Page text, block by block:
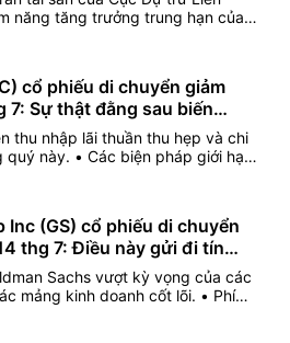
năng tăng trưởng trung hạn của
thị trường lo ngại biên lợi nhuận
vốn tăng cao và nhu cầu vay
rủi ro từ bất động sản thương
tổn thất tín dụng.
cổ phiếu di chuyển giảm
7: Sự thật đằng sau biến
thu nhập lãi thuần thu hẹp và chi
này. • Các biện pháp giới hạn
quan quản lý và chi phí tuân thủ
tăng trưởng của ngân hàng. •
tổn thất tín dụng tăng cao.
Inc (GS) cổ phiếu di chuyển
thg 7: Điều này gửi đi tín
Sachs vượt kỳ vọng của các
mảng kinh doanh cốt lõi. • Phí
hồi mạnh mẽ nhờ hoạt động
toàn cầu gia tăng. • Các mảng